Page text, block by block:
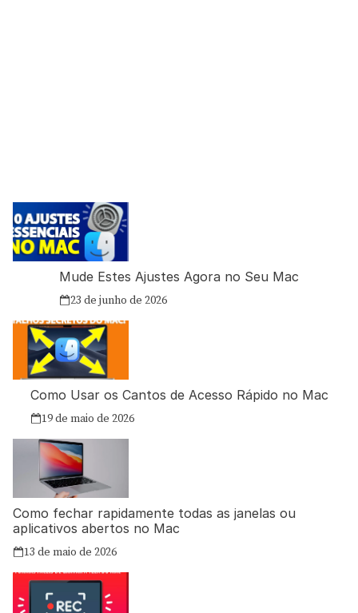
Mude Estes Ajustes Agora no Seu Mac
23 de junho de 2026
Como Usar os Cantos de Acesso Rápido no Mac
19 de maio de 2026
Como fechar rapidamente todas as janelas ou
aplicativos abertos no Mac
13 de maio de 2026